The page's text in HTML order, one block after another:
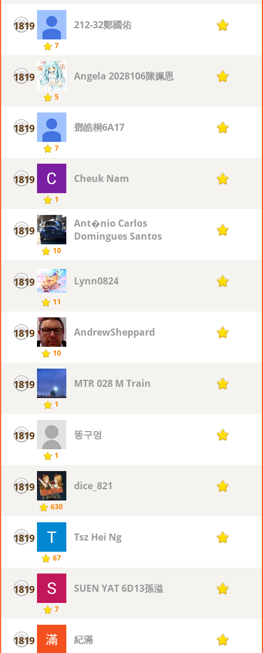
1819
7
212-32鄭國佑 1
1819
5
Angela 2028106陳姵恩 1
1819
7
鄧皓桐6A17 1
1819
1
Cheuk Nam 1
1819
10
Ant�nio Carlos
Domingues Santos
1
1819
11
Lynn0824 1
1819
10
AndrewSheppard 1
1819
1
MTR 028 M Train 1
1819
1
똥구멍 1
1819
630
dice_821 1
1819
67
Tsz Hei Ng 1
1819
7
SUEN YAT 6D13孫溢 1
1819 紀滿 1